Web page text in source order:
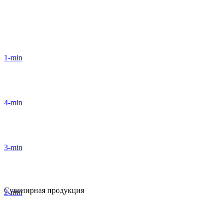
1-min
4-min
3-min
2-min
Сувенирная продукция